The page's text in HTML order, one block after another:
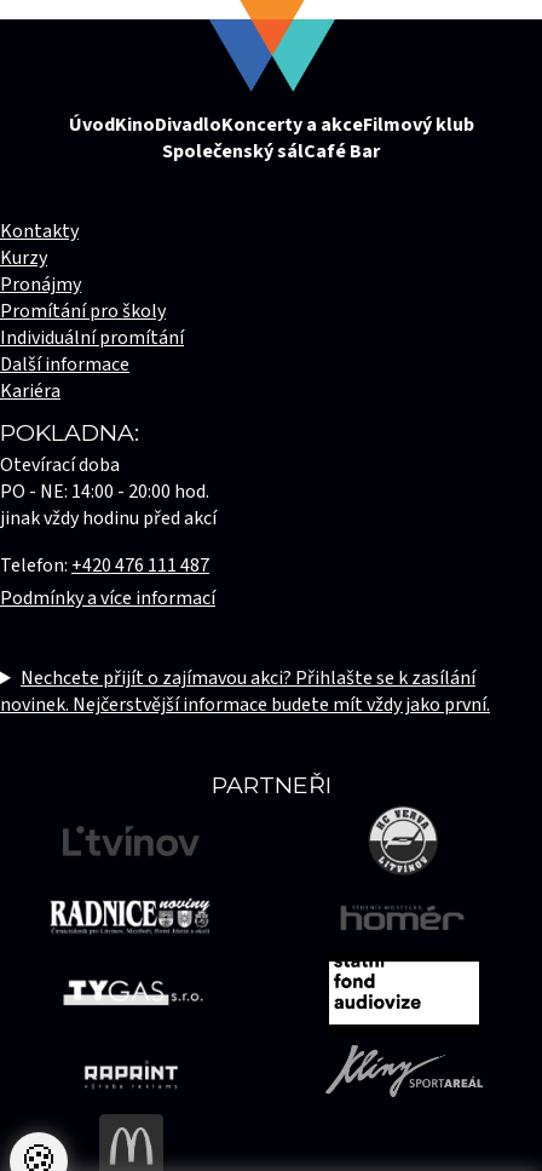
ÚvodKinoDivadloKoncerty a akceFilmový klub
Společenský sálCafé Bar
PARTNEŘI
Kontakty
Kurzy
Pronájmy
Promítání pro školy
Individuální promítání
Další informace
Kariéra
POKLADNA:
Otevírací doba
PO - NE: 14:00 - 20:00 hod.
jinak vždy hodinu před akcí
Telefon: +420 476 111 487
Podmínky a více informací
Nechcete přijít o zajímavou akci? Přihlašte se k zasílání
novinek. Nejčerstvější informace budete mít vždy jako první.